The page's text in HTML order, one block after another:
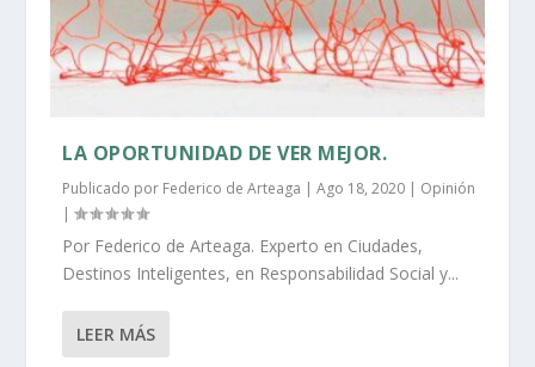
LA OPORTUNIDAD DE VER MEJOR.
Publicado por Federico de Arteaga |Ago 18, 2020 | Opinión
|
Por Federico de Arteaga. Experto en Ciudades,
Destinos Inteligentes, en Responsabilidad Social y...
LEER MÁS